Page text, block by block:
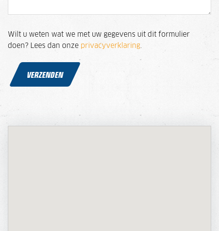
Wilt u weten wat we met uw gegevens uit dit formulier
doen? Lees dan onze privacyverklaring.
VERZENDEN